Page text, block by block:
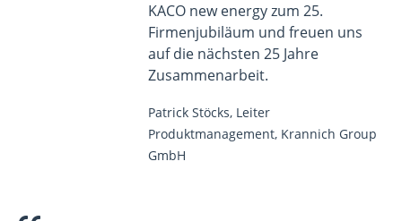
KACO new energy zum 25.
Firmenjubiläum und freuen uns
auf die nächsten 25 Jahre
Zusammenarbeit.
Patrick Stöcks, Leiter
Produktmanagement, Krannich Group
GmbH